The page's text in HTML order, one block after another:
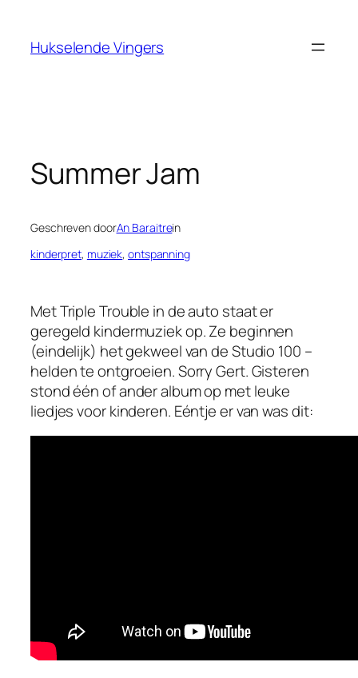
Hukselende Vingers
Summer Jam
Geschreven doorAn Baraitrein
kinderpret, muziek, ontspanning
Met Triple Trouble in de auto staat er
geregeld kindermuziek op. Ze beginnen
(eindelijk) het gekweel van de Studio 100 –
helden te ontgroeien. Sorry Gert. Gisteren
stond één of ander album op met leuke
liedjes voor kinderen. Eéntje er van was dit: